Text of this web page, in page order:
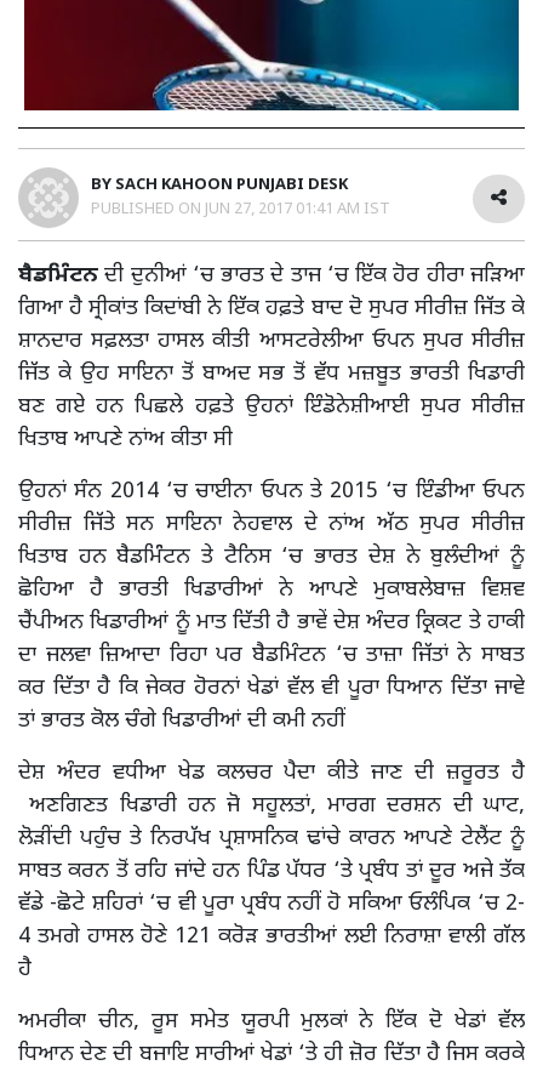
BY SACH KAHOON PUNJABI DESK
PUBLISHED ON JUN 27, 2017 01:41 AM IST
ਬੈਡਮਿੰਟਨ ਦੀ ਦੁਨੀਆਂ ‘ਚ ਭਾਰਤ ਦੇ ਤਾਜ ‘ਚ ਇੱਕ ਹੋਰ ਹੀਰਾ ਜੜਿਆ
ਗਿਆ ਹੈ ਸ੍ਰੀਕਾਂਤ ਕਿਦਾਂਬੀ ਨੇ ਇੱਕ ਹਫ਼ਤੇ ਬਾਦ ਦੋ ਸੁਪਰ ਸੀਰੀਜ਼ ਜਿੱਤ ਕੇ
ਸ਼ਾਨਦਾਰ ਸਫ਼ਲਤਾ ਹਾਸਲ ਕੀਤੀ ਆਸਟਰੇਲੀਆ ਓਪਨ ਸੁਪਰ ਸੀਰੀਜ਼
ਜਿੱਤ ਕੇ ਉਹ ਸਾਇਨਾ ਤੋਂ ਬਾਅਦ ਸਭ ਤੋਂ ਵੱਧ ਮਜ਼ਬੂਤ ਭਾਰਤੀ ਖਿਡਾਰੀ
ਬਣ ਗਏ ਹਨ ਪਿਛਲੇ ਹਫ਼ਤੇ ਉਹਨਾਂ ਇੰਡੋਨੇਸ਼ੀਆਈ ਸੁਪਰ ਸੀਰੀਜ਼
ਖਿਤਾਬ ਆਪਣੇ ਨਾਂਅ ਕੀਤਾ ਸੀ
ਉਹਨਾਂ ਸੰਨ 2014 ‘ਚ ਚਾਈਨਾ ਓਪਨ ਤੇ 2015 ‘ਚ ਇੰਡੀਆ ਓਪਨ
ਸੀਰੀਜ਼ ਜਿੱਤੇ ਸਨ ਸਾਇਨਾ ਨੇਹਵਾਲ ਦੇ ਨਾਂਅ ਅੱਠ ਸੁਪਰ ਸੀਰੀਜ਼
ਖਿਤਾਬ ਹਨ ਬੈਡਮਿੰੰਟਨ ਤੇ ਟੈਨਿਸ ‘ਚ ਭਾਰਤ ਦੇਸ਼ ਨੇ ਬੁਲੰਦੀਆਂ ਨੂੰ
ਛੋਹਿਆ ਹੈ ਭਾਰਤੀ ਖਿਡਾਰੀਆਂ ਨੇ ਆਪਣੇ ਮੁਕਾਬਲੇਬਾਜ਼ ਵਿਸ਼ਵ
ਚੈਂਪੀਅਨ ਖਿਡਾਰੀਆਂ ਨੂੰ ਮਾਤ ਦਿੱਤੀ ਹੈ ਭਾਵੇਂ ਦੇਸ਼ ਅੰਦਰ ਕ੍ਰਿਕਟ ਤੇ ਹਾਕੀ
ਦਾ ਜਲਵਾ ਜ਼ਿਆਦਾ ਰਿਹਾ ਪਰ ਬੈਡਮਿੰਟਨ ‘ਚ ਤਾਜ਼ਾ ਜਿੱਤਾਂ ਨੇ ਸਾਬਤ
ਕਰ ਦਿੱਤਾ ਹੈ ਕਿ ਜੇਕਰ ਹੋਰਨਾਂ ਖੇਡਾਂ ਵੱਲ ਵੀ ਪੂਰਾ ਧਿਆਨ ਦਿੱਤਾ ਜਾਵੇ
ਤਾਂ ਭਾਰਤ ਕੋਲ ਚੰਗੇ ਖਿਡਾਰੀਆਂ ਦੀ ਕਮੀ ਨਹੀਂ
ਦੇਸ਼ ਅੰਦਰ ਵਧੀਆ ਖੇਡ ਕਲਚਰ ਪੈਦਾ ਕੀਤੇ ਜਾਣ ਦੀ ਜ਼ਰੂਰਤ ਹੈ
ਅਣਗਿਣਤ ਖਿਡਾਰੀ ਹਨ ਜੋ ਸਹੂਲਤਾਂ, ਮਾਰਗ ਦਰਸ਼ਨ ਦੀ ਘਾਟ,
ਲੋੜੀਂਦੀ ਪਹੁੰਚ ਤੇ ਨਿਰਪੱਖ ਪ੍ਰਸ਼ਾਸਨਿਕ ਢਾਂਚੇ ਕਾਰਨ ਆਪਣੇ ਟੇਲੈਂਟ ਨੂੰ
ਸਾਬਤ ਕਰਨ ਤੋਂ ਰਹਿ ਜਾਂਦੇ ਹਨ ਪਿੰਡ ਪੱਧਰ ‘ਤੇ ਪ੍ਰਬੰਧ ਤਾਂ ਦੂਰ ਅਜੇ ਤੱਕ
ਵੱਡੇ -ਛੋਟੇ ਸ਼ਹਿਰਾਂ ‘ਚ ਵੀ ਪੂਰਾ ਪ੍ਰਬੰਧ ਨਹੀਂ ਹੋ ਸਕਿਆ ਓਲੰਪਿਕ ‘ਚ 2-
4 ਤਮਗੇ ਹਾਸਲ ਹੋਣੇ 121 ਕਰੋੜ ਭਾਰਤੀਆਂ ਲਈ ਨਿਰਾਸ਼ਾ ਵਾਲੀ ਗੱਲ
ਹੈ
ਅਮਰੀਕਾ ਚੀਨ, ਰੂਸ ਸਮੇਤ ਯੂਰਪੀ ਮੁਲਕਾਂ ਨੇ ਇੱਕ ਦੋ ਖੇਡਾਂ ਵੱਲ
ਧਿਆਨ ਦੇਣ ਦੀ ਬਜਾਇ ਸਾਰੀਆਂ ਖੇਡਾਂ ‘ਤੇ ਹੀ ਜ਼ੋਰ ਦਿੱਤਾ ਹੈ ਜਿਸ ਕਰਕੇ